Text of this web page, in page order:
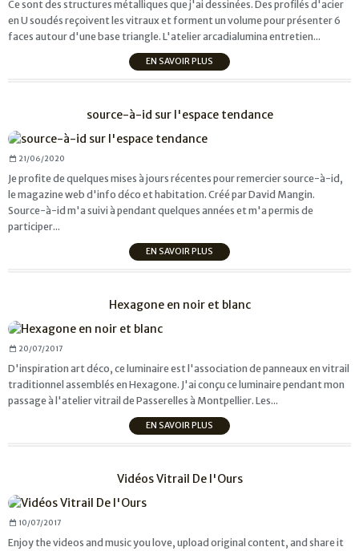
Ce sont des structures métalliques que j'ai dessinées. Des profilés d'acier
en U soudés reçoivent les vitraux et forment un volume pour présenter 6
faces autour d'une base triangle. L'atelier arcadialumina entretien...
EN SAVOIR PLUS
source-à-id sur l'espace tendance
21/06/2020
Je profite de quelques mises à jours récentes pour remercier source-à-id,
le magazine web d'info déco et habitation. Créé par David Mangin.
Source-à-id m'a suivi à pendant quelques années et m'a permis de
participer...
EN SAVOIR PLUS
Hexagone en noir et blanc
20/07/2017
D'inspiration art déco, ce luminaire est l'association de panneaux en vitrail
traditionnel assemblés en Hexagone. J'ai conçu ce luminaire pendant mon
passage à l'atelier vitrail de Passerelles à Montpellier. Les...
EN SAVOIR PLUS
Vidéos Vitrail De l'Ours
10/07/2017
Enjoy the videos and music you love, upload original content, and share it